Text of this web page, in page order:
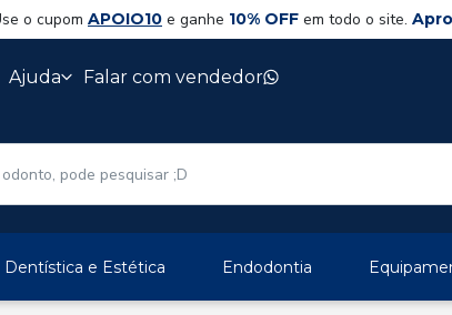
o cupom APOIO10 e ganhe 10% OFF em todo o site.
Ajuda Falar com vendedor
Dentística e Estética Endodontia